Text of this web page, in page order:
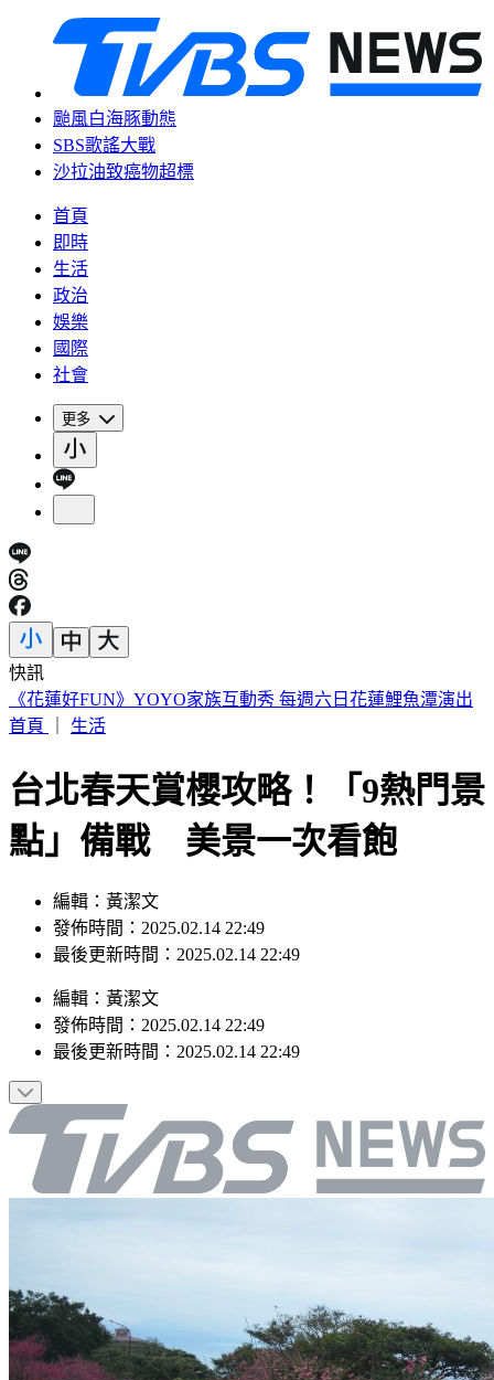
颱風白海豚動態
SBS歌謠大戰
沙拉油致癌物超標
首頁
即時
生活
政治
娛樂
國際
社會
更多
快訊
昔遭轟阻慈濟買疫苗！陳時中：「不實指控者」應道歉
首頁
生活
台北春天賞櫻攻略！「9熱門景
點」備戰 美景一次看飽
編輯：黃潔文
發佈時間：2025.02.14 22:49
最後更新時間：2025.02.14 22:49
編輯 ： 黃潔文
發佈時間： 2025.02.14 22:49
最後更新時間： 2025.02.14 22:49